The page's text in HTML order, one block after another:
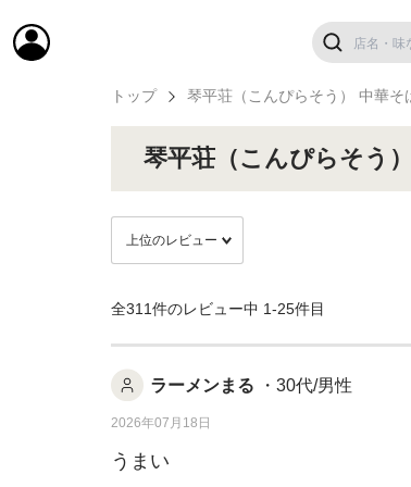
トップ 琴平荘（こんぴらそう） 中華そ
琴平荘（こんぴらそう
全311件のレビュー中 1-25件目
ラーメンまる ・30代/男性
2026年07月18日
うまい